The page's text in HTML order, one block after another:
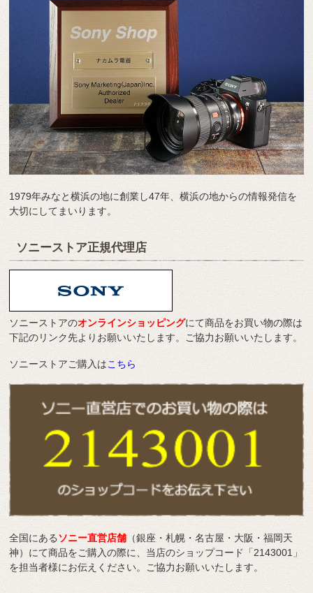
1979年みなと横浜の地に創業し47年、横浜の地からの情報発信を
大切にしてまいります。
ソニーストア正規代理店
ソニーストアのオンラインショッピングにて商品をお買い物の際は
下記のリンク先よりお願いいたします。ご協力お願いいたします。
ソニーストアご購入はこちら
全国にあるソニー直営店舗 （銀座・札幌・名古屋・大阪・福岡天
神）にて商品をご購入の際に、当店のショップコード「2143001」
を担当者様にお伝えください。ご協力お願いいたします。